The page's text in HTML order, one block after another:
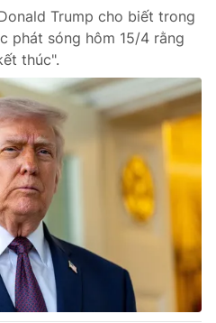
Trump cho biết trong
phát sóng hôm 15/4 rằng
thúc".